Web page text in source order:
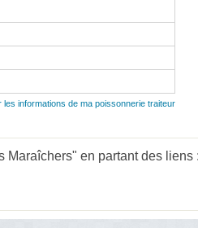
les informations de ma poissonnerie traiteur
Maraîchers" en partant des liens :